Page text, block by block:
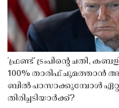
'ഫ്രണ്ട്' ട്രംപിന്റെ ചതി,
100% താരിഫ് ചുമത്താൻ
ബിൽ പാസാക്കുമ്പോൾ
തിരിച്ചടിയാർക്ക്?